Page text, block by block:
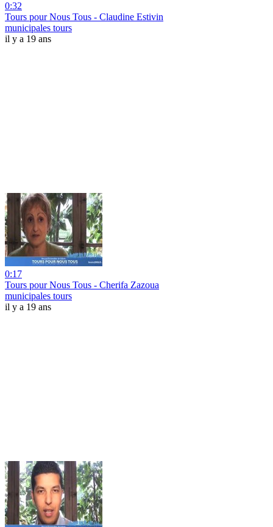
0:32
Tours pour Nous Tous - Claudine Estivin
municipales tours
il y a 19 ans
0:17
Tours pour Nous Tous - Cherifa Zazoua
municipales tours
il y a 19 ans